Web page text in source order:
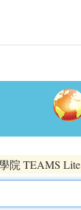
院 TEAMS Lite